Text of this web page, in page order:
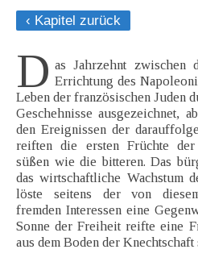
‹ Kapitel zurück
D as Jahrzehnt zwischen
Errichtung des
Leben der französischen Juden
Geschehnisse ausgezeichnet,
den Ereignissen der
reiften die ersten Früchte
süßen wie die bitteren. Das
das wirtschaftliche Wachstum
löste seitens der von
fremden Interessen eine
Sonne der Freiheit reifte eine
aus dem Boden der Knechtschaft